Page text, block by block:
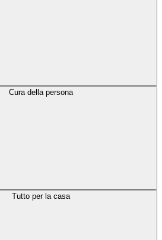
Cura della persona
Tutto per la casa